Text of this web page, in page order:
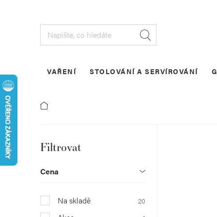
VAŘENÍ STOLOVÁNÍ A SERVÍROVÁNÍ
P
o
s
t
Cena
Na skladě 20